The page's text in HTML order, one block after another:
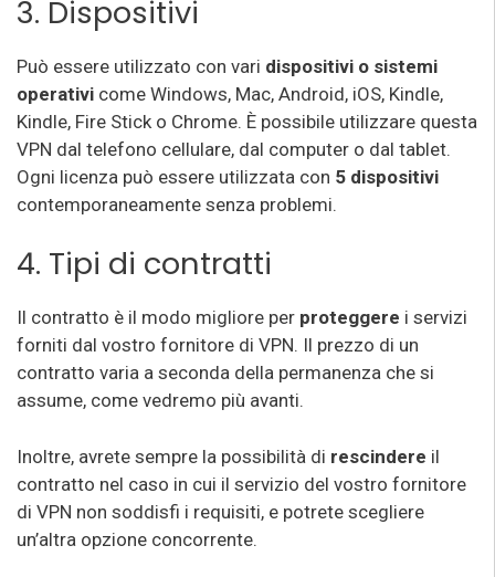
3. Dispositivi
Può essere utilizzato con vari dispositivi o sistemi
operativi come Windows, Mac, Android, iOS, Kindle,
Kindle, Fire Stick o Chrome. È possibile utilizzare questa
VPN dal telefono cellulare, dal computer o dal tablet.
Ogni licenza può essere utilizzata con 5 dispositivi
contemporaneamente senza problemi.
4. Tipi di contratti
Il contratto è il modo migliore per proteggere i servizi
forniti dal vostro fornitore di VPN. Il prezzo di un
contratto varia a seconda della permanenza che si
assume, come vedremo più avanti.
Inoltre, avrete sempre la possibilità di rescindere il
contratto nel caso in cui il servizio del vostro fornitore
di VPN non soddisfi i requisiti, e potrete scegliere
un’altra opzione concorrente.